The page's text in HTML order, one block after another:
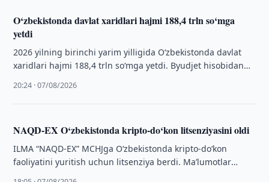
O‘zbekistonda davlat xaridlari hajmi 188,4 trln so‘mga
yetdi
2026 yilning birinchi yarim yilligida O‘zbekistonda davlat
xaridlari hajmi 188,4 trln so‘mga yetdi. Byudjet hisobidan
20:24 · 07/08/2026
NAQD-EX O‘zbekistonda kripto-do‘kon litsenziyasini oldi
ILMA “NAQD-EX” MCHJga O‘zbekistonda kripto-do‘kon
faoliyatini yuritish uchun litsenziya berdi. Maʼlumotlar